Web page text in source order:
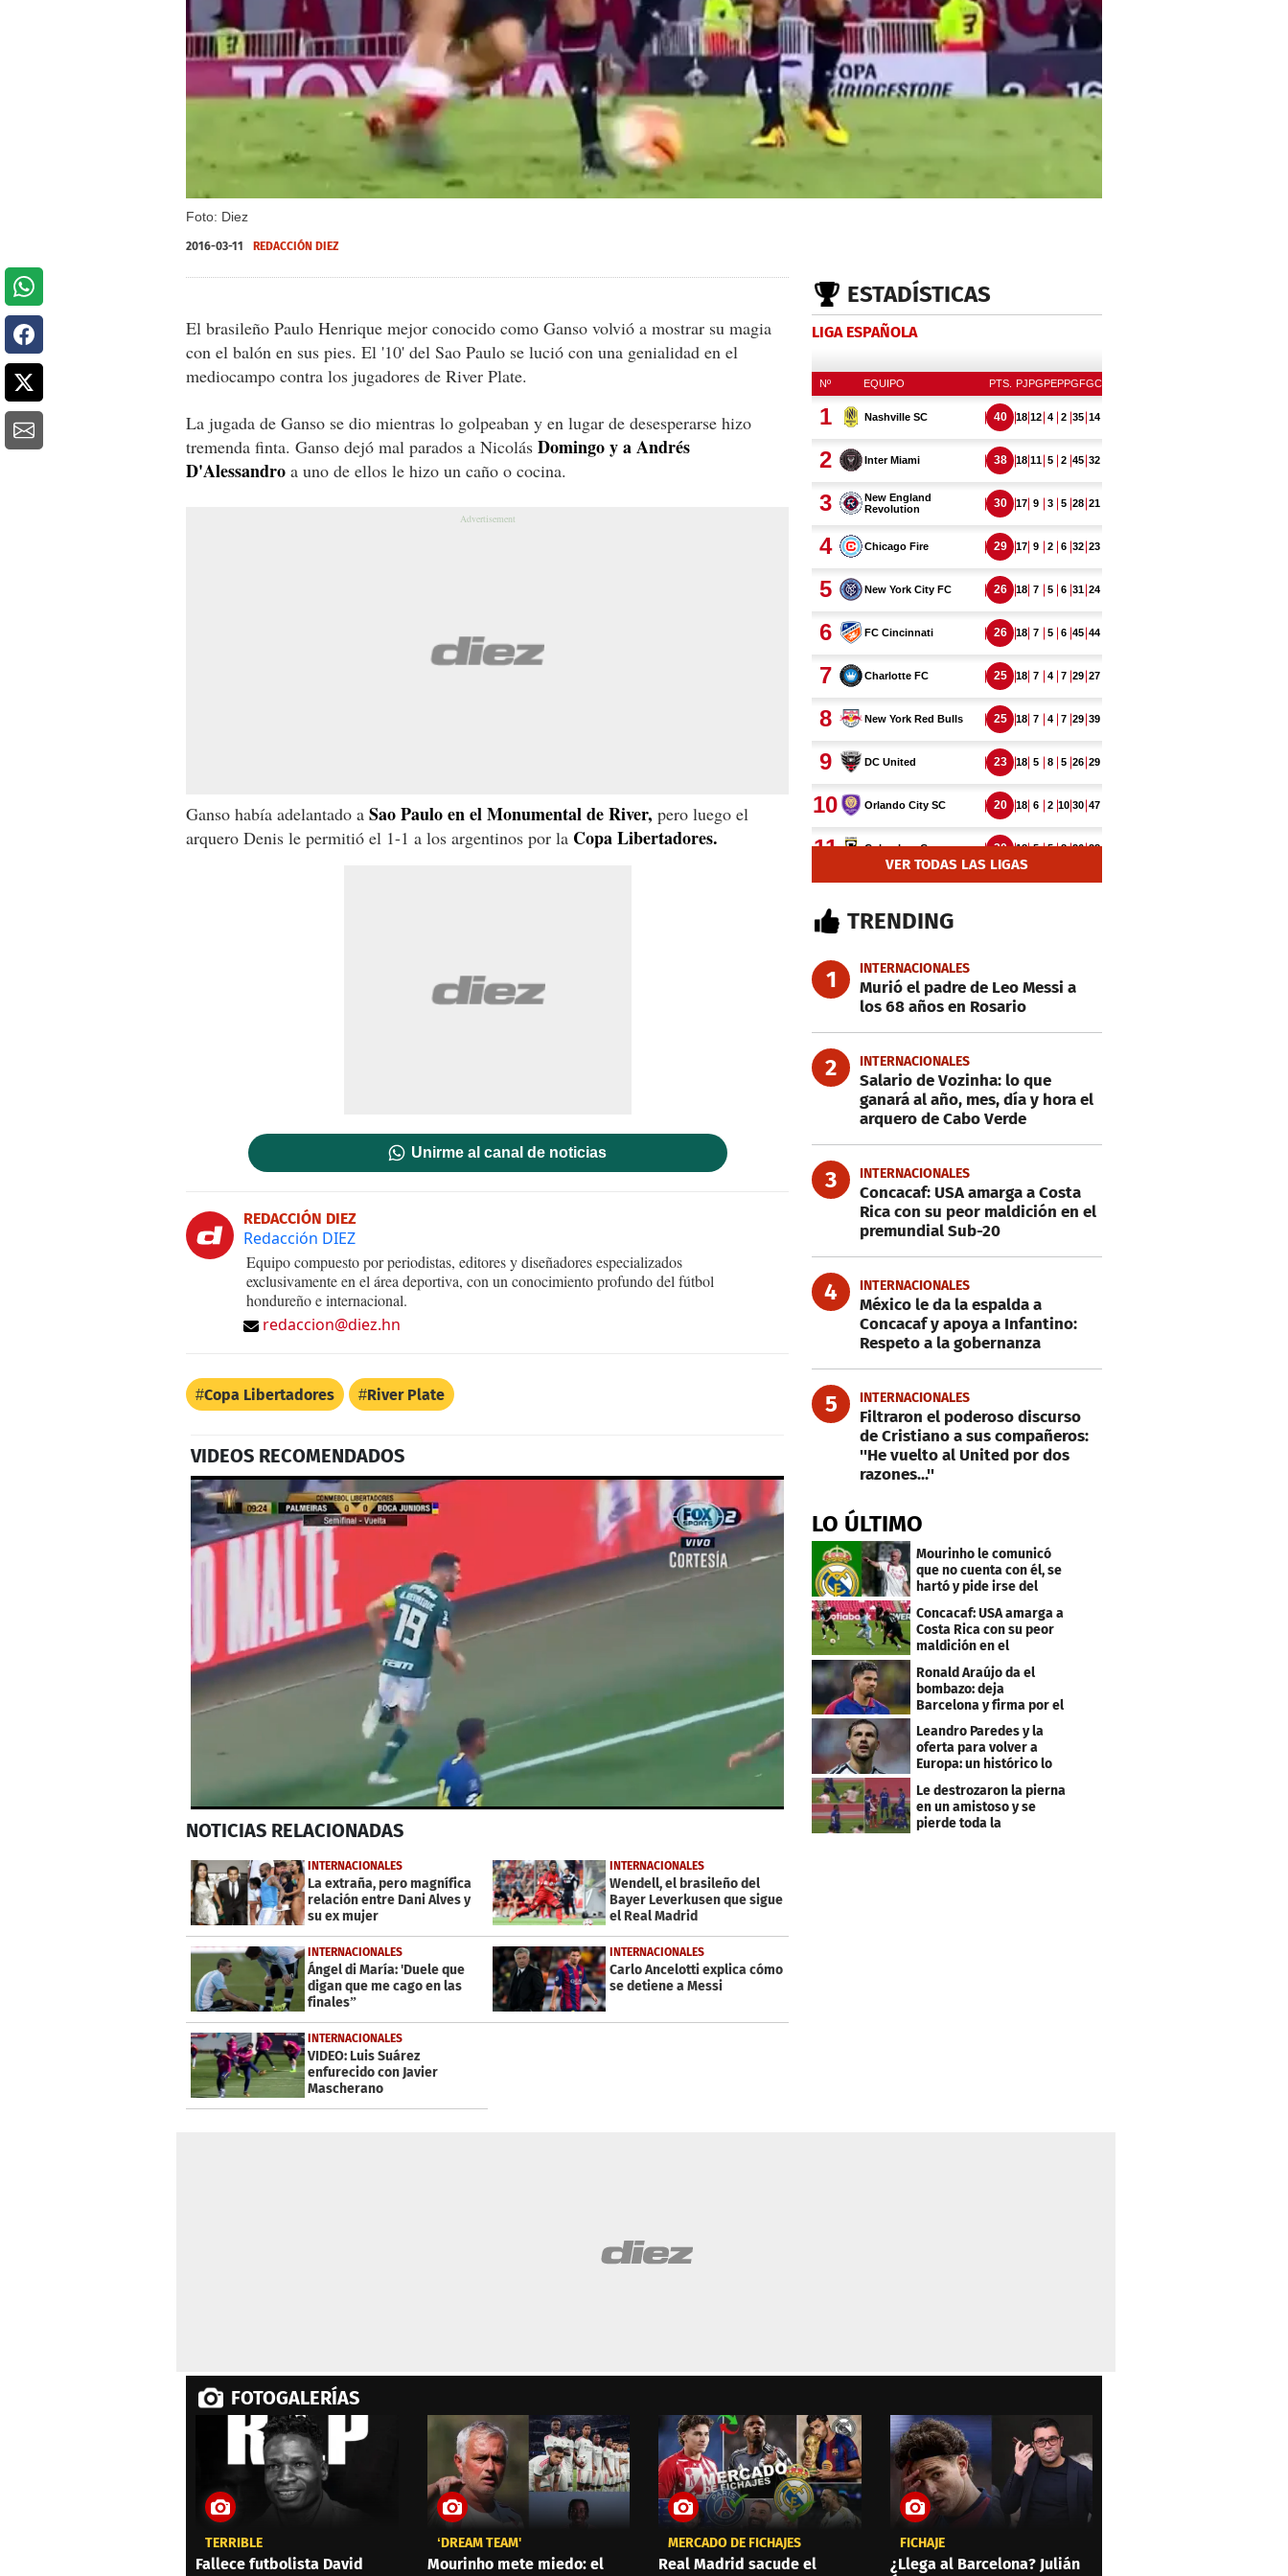
Foto: Diez
2016-03-11 REDACCIÓN DIEZ
El brasileño Paulo Henrique mejor conocido como Ganso volvió a mostrar su magia
con el balón en sus pies. El '10' del Sao Paulo se lució con una genialidad en el
mediocampo contra los jugadores de River Plate.
La jugada de Ganso se dio mientras lo golpeaban y en lugar de desesperarse hizo
tremenda finta. Ganso dejó mal parados a Nicolás Domingo y a Andrés
D'Alessandro a uno de ellos le hizo un caño o cocina.
Ganso había adelantado a Sao Paulo en el Monumental de River, pero luego el
arquero Denis le permitió el 1-1 a los argentinos por la Copa Libertadores.
Unirme al canal de noticias
REDACCIÓN DIEZ
Redacción DIEZ
Equipo compuesto por periodistas, editores y diseñadores especializados
exclusivamente en el área deportiva, con un conocimiento profundo del fútbol
hondureño e internacional.
redaccion@diez.hn
Copa Libertadores River Plate
VIDEOS RECOMENDADOS
seconds
1
minute,
52
secondsVolume
0%
NOTICIAS RELACIONADAS
INTERNACIONALES
La extraña, pero magnífica
relación entre Dani Alves y
su ex mujer
INTERNACIONALES
Wendell, el brasileño del
Bayer Leverkusen que sigue
el Real Madrid
INTERNACIONALES
Ángel di María: 'Duele que
digan que me cago en las
finales”
INTERNACIONALES
Carlo Ancelotti explica cómo
se detiene a Messi
INTERNACIONALES
VIDEO: Luis Suárez
enfurecido con Javier
Mascherano
ESTADÍSTICAS
LIGA ESPAÑOLA
VER TODAS LAS LIGAS
TRENDING
1 INTERNACIONALES
Murió el padre de Leo Messi a
los 68 años en Rosario
2 INTERNACIONALES
Salario de Vozinha: lo que
ganará al año, mes, día y hora el
arquero de Cabo Verde
3 INTERNACIONALES
Concacaf: USA amarga a Costa
Rica con su peor maldición en el
premundial Sub-20
4 INTERNACIONALES
México le da la espalda a
Concacaf y apoya a Infantino:
Respeto a la gobernanza
5 INTERNACIONALES
Filtraron el poderoso discurso
de Cristiano a sus compañeros:
''He vuelto al United por dos
razones...''
LO ÚLTIMO
Mourinho le comunicó
que no cuenta con él, se
hartó y pide irse del
Concacaf: USA amarga a
Costa Rica con su peor
maldición en el
premundial Sub-20
Ronald Araújo da el
bombazo: deja
Barcelona y firma por el
club menos pensado
Leandro Paredes y la
oferta para volver a
Europa: un histórico lo
Le destrozaron la pierna
en un amistoso y se
pierde toda la
FOTOGALERÍAS
TERRIBLE
Fallece futbolista David
‘DREAM TEAM'
Mourinho mete miedo: el
MERCADO DE FICHAJES
Real Madrid sacude el
FICHAJE
¿Llega al Barcelona? Julián